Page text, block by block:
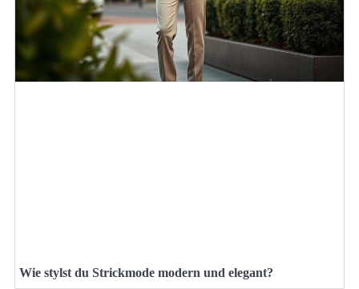
Wie stylst du Strickmode modern und elegant?